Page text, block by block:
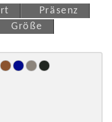
Präsenz
Größe